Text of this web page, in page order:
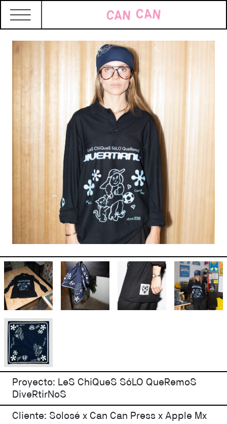
Proyecto: LeS ChiQueS SóLO QueRemoS
DiveRtirNoS
Cliente: Solosé x Can Can Press x Apple Mx